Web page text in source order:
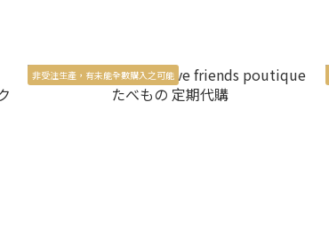
非受注生產，有未能全數購入之可能